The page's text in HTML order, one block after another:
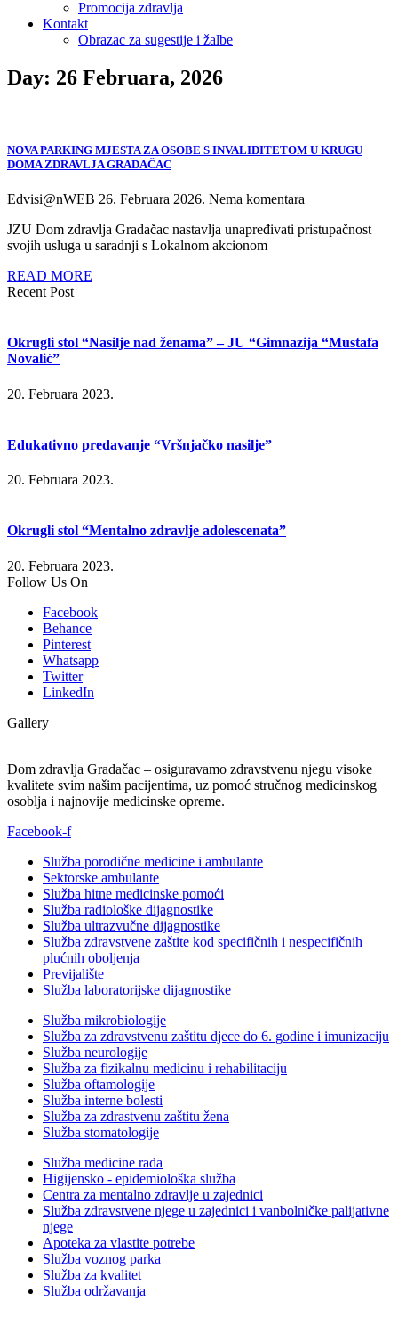
Promocija zdravlja
Kontakt
Obrazac za sugestije i žalbe
Day: 26 Februara, 2026
NOVA PARKING MJESTA ZA OSOBE S INVALIDITETOM U KRUGU
DOMA ZDRAVLJA GRADAČAC
Edvisi@nWEB 26. Februara 2026. Nema komentara
JZU Dom zdravlja Gradačac nastavlja unapređivati pristupačnost
svojih usluga u saradnji s Lokalnom akcionom
READ MORE
Recent Post
Okrugli stol “Nasilje nad ženama” – JU “Gimnazija “Mustafa
Novalić”
20. Februara 2023.
Edukativno predavanje “Vršnjačko nasilje”
20. Februara 2023.
Okrugli stol “Mentalno zdravlje adolescenata”
20. Februara 2023.
Follow Us On
Facebook
Behance
Pinterest
Whatsapp
Twitter
LinkedIn
Gallery
Dom zdravlja Gradačac – osiguravamo zdravstvenu njegu visoke
kvalitete svim našim pacijentima, uz pomoć stručnog medicinskog
osoblja i najnovije medicinske opreme.
Facebook-f
Služba porodične medicine i ambulante
Sektorske ambulante
Služba hitne medicinske pomoći
Služba radiološke dijagnostike
Služba ultrazvučne dijagnostike
Služba zdravstvene zaštite kod specifičnih i nespecifičnih
plućnih oboljenja
Previjalište
Služba laboratorijske dijagnostike
Služba mikrobiologije
Služba za zdravstvenu zaštitu djece do 6. godine i imunizaciju
Služba neurologije
Služba za fizikalnu medicinu i rehabilitaciju
Služba oftamologije
Služba interne bolesti
Služba za zdrastvenu zaštitu žena
Služba stomatologije
Služba medicine rada
Higijensko - epidemiološka služba
Centra za mentalno zdravlje u zajednici
Služba zdravstvene njege u zajednici i vanbolničke palijativne
njege
Apoteka za vlastite potrebe
Služba voznog parka
Služba za kvalitet
Služba održavanja